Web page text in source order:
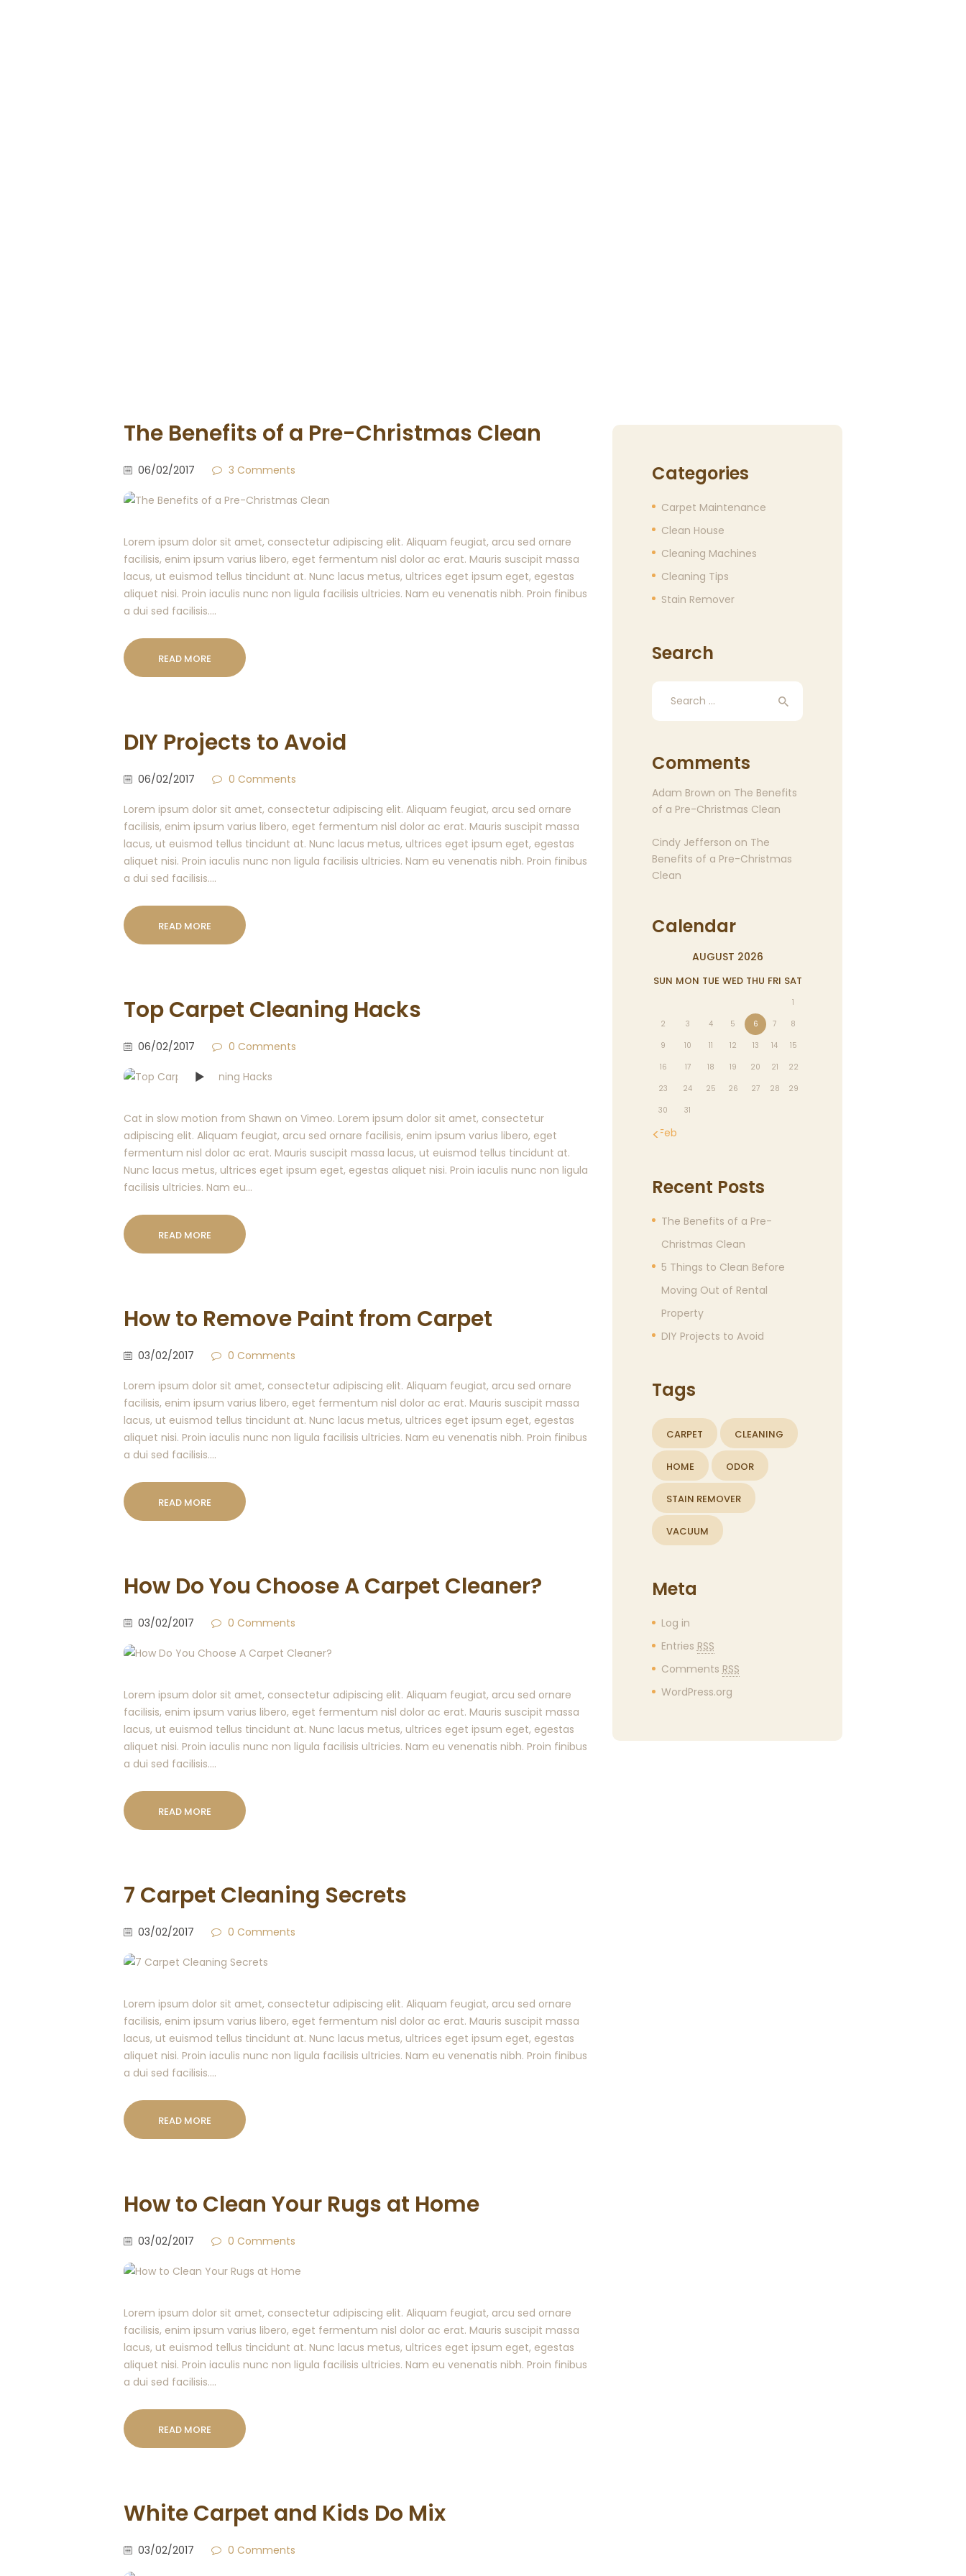
The Benefits of a Pre-Christmas Clean
06/02/2017 3 Comments
Lorem ipsum dolor sit amet, consectetur adipiscing elit. Aliquam feugiat, arcu sed ornare
facilisis, enim ipsum varius libero, eget fermentum nisl dolor ac erat. Mauris suscipit massa
lacus, ut euismod tellus tincidunt at. Nunc lacus metus, ultrices eget ipsum eget, egestas
aliquet nisi. Proin iaculis nunc non ligula facilisis ultricies. Nam eu venenatis nibh. Proin finibus
a dui sed facilisis.…
READ MORE
DIY Projects to Avoid
06/02/2017 0 Comments
Lorem ipsum dolor sit amet, consectetur adipiscing elit. Aliquam feugiat, arcu sed ornare
facilisis, enim ipsum varius libero, eget fermentum nisl dolor ac erat. Mauris suscipit massa
lacus, ut euismod tellus tincidunt at. Nunc lacus metus, ultrices eget ipsum eget, egestas
aliquet nisi. Proin iaculis nunc non ligula facilisis ultricies. Nam eu venenatis nibh. Proin finibus
a dui sed facilisis.…
READ MORE
Top Carpet Cleaning Hacks
06/02/2017 0 Comments
Cat in slow motion from Shawn on Vimeo. Lorem ipsum dolor sit amet, consectetur
adipiscing elit. Aliquam feugiat, arcu sed ornare facilisis, enim ipsum varius libero, eget
fermentum nisl dolor ac erat. Mauris suscipit massa lacus, ut euismod tellus tincidunt at.
Nunc lacus metus, ultrices eget ipsum eget, egestas aliquet nisi. Proin iaculis nunc non ligula
facilisis ultricies. Nam eu…
READ MORE
How to Remove Paint from Carpet
03/02/2017 0 Comments
Lorem ipsum dolor sit amet, consectetur adipiscing elit. Aliquam feugiat, arcu sed ornare
facilisis, enim ipsum varius libero, eget fermentum nisl dolor ac erat. Mauris suscipit massa
lacus, ut euismod tellus tincidunt at. Nunc lacus metus, ultrices eget ipsum eget, egestas
aliquet nisi. Proin iaculis nunc non ligula facilisis ultricies. Nam eu venenatis nibh. Proin finibus
a dui sed facilisis.…
READ MORE
How Do You Choose A Carpet Cleaner?
03/02/2017 0 Comments
Lorem ipsum dolor sit amet, consectetur adipiscing elit. Aliquam feugiat, arcu sed ornare
facilisis, enim ipsum varius libero, eget fermentum nisl dolor ac erat. Mauris suscipit massa
lacus, ut euismod tellus tincidunt at. Nunc lacus metus, ultrices eget ipsum eget, egestas
aliquet nisi. Proin iaculis nunc non ligula facilisis ultricies. Nam eu venenatis nibh. Proin finibus
a dui sed facilisis.…
READ MORE
7 Carpet Cleaning Secrets
03/02/2017 0 Comments
Lorem ipsum dolor sit amet, consectetur adipiscing elit. Aliquam feugiat, arcu sed ornare
facilisis, enim ipsum varius libero, eget fermentum nisl dolor ac erat. Mauris suscipit massa
lacus, ut euismod tellus tincidunt at. Nunc lacus metus, ultrices eget ipsum eget, egestas
aliquet nisi. Proin iaculis nunc non ligula facilisis ultricies. Nam eu venenatis nibh. Proin finibus
a dui sed facilisis.…
READ MORE
How to Clean Your Rugs at Home
03/02/2017 0 Comments
Lorem ipsum dolor sit amet, consectetur adipiscing elit. Aliquam feugiat, arcu sed ornare
facilisis, enim ipsum varius libero, eget fermentum nisl dolor ac erat. Mauris suscipit massa
lacus, ut euismod tellus tincidunt at. Nunc lacus metus, ultrices eget ipsum eget, egestas
aliquet nisi. Proin iaculis nunc non ligula facilisis ultricies. Nam eu venenatis nibh. Proin finibus
a dui sed facilisis.…
READ MORE
White Carpet and Kids Do Mix
03/02/2017 0 Comments
Categories
Carpet Maintenance
Clean House
Cleaning Machines
Cleaning Tips
Stain Remover
Search
Search
Comments
Adam Brown on The Benefits
of a Pre-Christmas Clean
Cindy Jefferson on The
Benefits of a Pre-Christmas
Clean
Calendar
AUGUST 2026
SUN MON TUE WED THU FRI SAT
« Feb
1
2 3 4 5 6 7 8
9 10 11 12 13 14 15
16 17 18 19 20 21 22
23 24 25 26 27 28 29
30 31
Recent Posts
The Benefits of a Pre-
Christmas Clean
5 Things to Clean Before
Moving Out of Rental
Property
DIY Projects to Avoid
Tags
CARPET CLEANING
HOME ODOR
STAIN REMOVER
VACUUM
Meta
Log in
Entries RSS
Comments RSS
WordPress.org